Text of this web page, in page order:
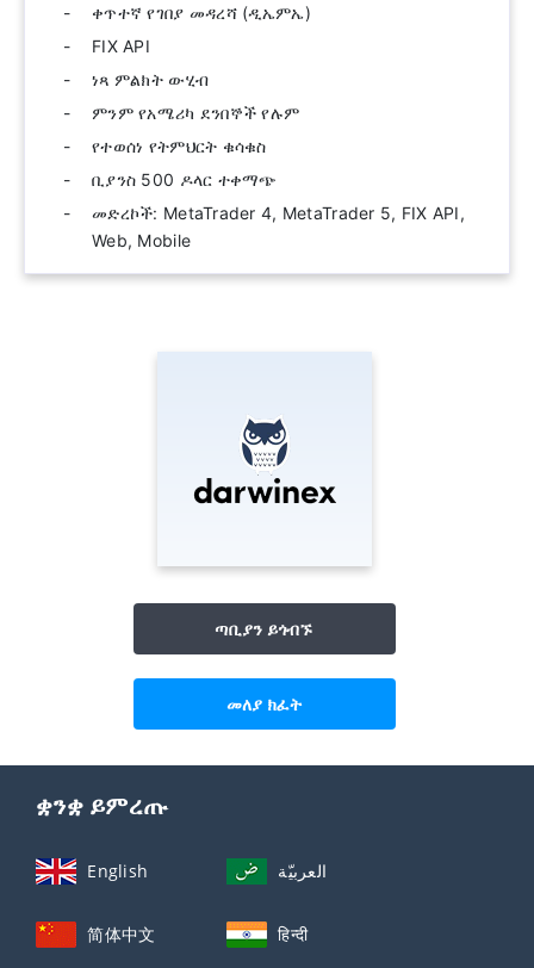
ቀጥተኛ የገበያ መዳረሻ (ዲኤምኤ)
FIX API
ነጻ ምልክት ውሂብ
ምንም የአሜሪካ ደንበኞች የሉም
የተወሰነ የትምህርት ቁሳቁስ
ቢያንስ 500 ዶላር ተቀማጭ
መድረኮች: MetaTrader 4, MetaTrader 5, FIX API,
Web, Mobile
ጣቢያን ይጎብኙ
መለያ ክፈት
ቋንቋ ይምረጡ
English العربيّة
简体中文 हिन्दी